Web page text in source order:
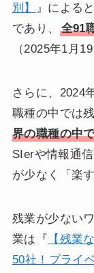
別】
』による
であり、
全91
（2025年1月
さらに、2024
職種の中では
界の職種の中
SIerや情報通
が少なく「楽
残業が少ない
業は『
【残業
50社！プライ